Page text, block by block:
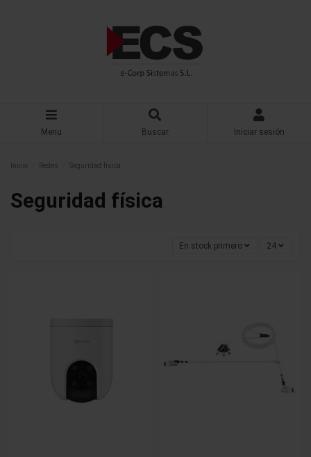
Menu Buscar Iniciar sesión
Inicio Redes Seguridad física
Seguridad física
En stock primero 24